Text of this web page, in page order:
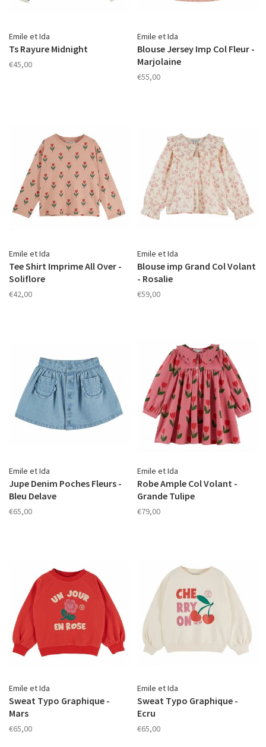
Emile et Ida
Ts Rayure Midnight
€45,00
Emile et Ida
Blouse Jersey Imp Col Fleur -
Marjolaine
€55,00
Emile et Ida
Tee Shirt Imprime All Over -
Soliflore
€42,00
Emile et Ida
Blouse imp Grand Col Volant
- Rosalie
€59,00
Emile et Ida
Jupe Denim Poches Fleurs -
Bleu Delave
€65,00
Emile et Ida
Robe Ample Col Volant -
Grande Tulipe
€79,00
Emile et Ida
Sweat Typo Graphique -
Mars
€65,00
Emile et Ida
Sweat Typo Graphique -
Ecru
€65,00